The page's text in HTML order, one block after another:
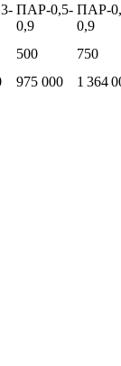
ПАР-0,5-
0,9
ПАР-
0,9
500
750
975 000 1 364